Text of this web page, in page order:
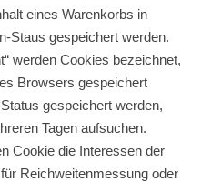
eines Warenkorbs in
Staus gespeichert werden.
werden Cookies bezeichnet,
Browsers gespeichert
gespeichert werden,
Tagen aufsuchen.
Cookie die Interessen der
Reichweitenmessung oder